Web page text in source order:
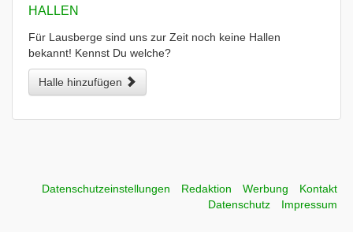
HALLEN
Für Lausberge sind uns zur Zeit noch keine Hallen
bekannt! Kennst Du welche?
Halle hinzufügen
Datenschutzeinstellungen Redaktion Werbung
Kontakt
Datenschutz
Impressum